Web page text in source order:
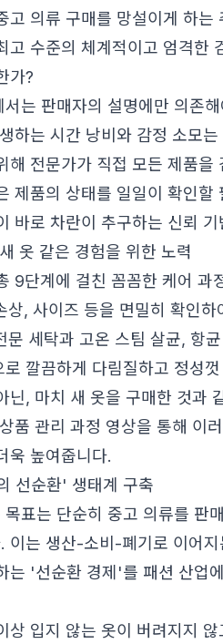
고 의류 구매를 망설이게 하는
고 수준의 체계적이고 엄격한
가?
는 판매자의 설명에만 의존
하는 시간 낭비와 감정 소모
해 전문가가 직접 모든 제품을
제품의 상태를 일일이 확인
바로 차란이 추구하는 신뢰 기
옷 같은 경험을 위한 노력
9단계에 걸친 꼼꼼한 케어 과
, 사이즈 등을 면밀히 확인하
문 세탁과 고온 스팀 살균, 항
깔끔하게 다림질하고 정성
닌, 마치 새 옷을 구매한 것과
품 관리 과정 영상을 통해 이
욱 높여줍니다.
선순환' 생태계 구축
표는 단순히 중고 의류를 판
이는 생산-소비-폐기로 이어
는 '선순환 경제'를 패션 산업
상 입지 않는 옷이 버려지지